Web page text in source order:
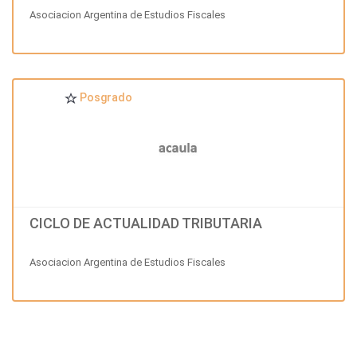
Asociacion Argentina de Estudios Fiscales
CICLO DE ACTUALIDAD TRIBUTARIA
Asociacion Argentina de Estudios Fiscales
Posgrado